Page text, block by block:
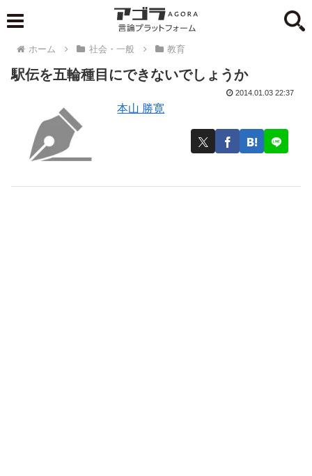
ホーム 社会・一般 教育
駅伝を五輪種目にできないでしょうか
本山 勝寛
2014.01.03 22:37